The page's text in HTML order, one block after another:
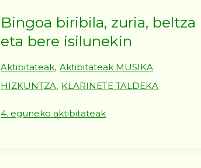
Bingoa biribila, zuria, beltza
eta bere isilunekin
Aktibitateak,Aktibitateak MUSIKA
HIZKUNTZA, KLARINETE TALDEKA
4. eguneko aktibitateak